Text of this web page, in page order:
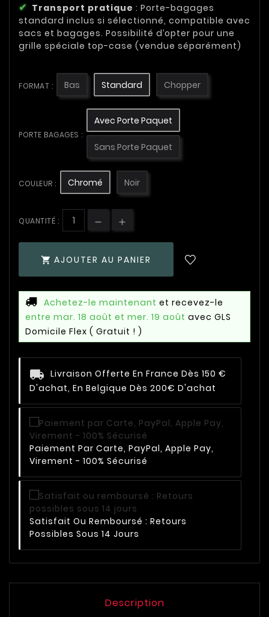
Transport pratique : Porte-bagages
standard inclus si sélectionné, compatible avec
sacs et bagages. Possibilité d’opter pour une
grille spéciale top-case (vendue séparément)
FORMAT : Bas Standard Chopper
PORTE BAGAGES :
Avec Porte Paquet
Sans Porte Paquet
COULEUR : Chromé Noir
QUANTITÉ :
 AJOUTER AU PANIER
Achetez-le maintenant et recevez-le
entre mar. 18 août et mer. 19 août avec GLS
Domicile Flex ( Gratuit ! )
Livraison Offerte En France Dès 150 €
D'achat, En Belgique Dès 200€ D'achat
Paiement Par Carte, PayPal, Apple Pay,
Virement - 100% Sécurisé
Satisfait Ou Remboursé : Retours
Possibles Sous 14 Jours
Description